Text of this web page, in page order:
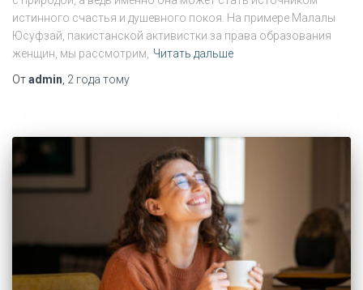
истинного счастья и душевного покоя. На примере Малалы
Юсуфзай, пакистанской активистки за права образования
женщин, мы рассмотрим,
Читать дальше
Отadmin 2 года тому